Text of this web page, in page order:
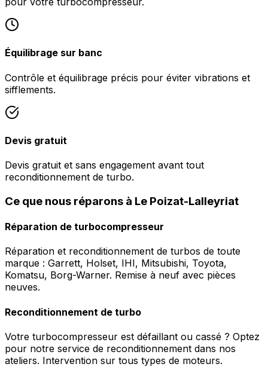
Équilibrage sur banc
Contrôle et équilibrage précis pour éviter vibrations et
sifflements.
Devis gratuit
Devis gratuit et sans engagement avant tout
reconditionnement de turbo.
Ce que nous réparons à Le Poizat-Lalleyriat
Réparation de turbocompresseur
Réparation et reconditionnement de turbos de toute
marque : Garrett, Holset, IHI, Mitsubishi, Toyota,
Komatsu, Borg-Warner. Remise à neuf avec pièces
neuves.
Reconditionnement de turbo
Votre turbocompresseur est défaillant ou cassé ? Optez
pour notre service de reconditionnement dans nos
ateliers. Intervention sur tous types de moteurs.